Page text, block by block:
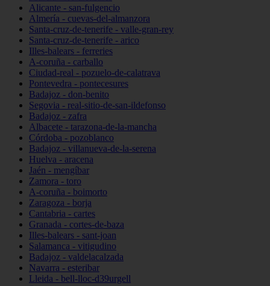
Alicante - san-fulgencio
Almería - cuevas-del-almanzora
Santa-cruz-de-tenerife - valle-gran-rey
Santa-cruz-de-tenerife - arico
Illes-balears - ferreries
A-coruña - carballo
Ciudad-real - pozuelo-de-calatrava
Pontevedra - pontecesures
Badajoz - don-benito
Segovia - real-sitio-de-san-ildefonso
Badajoz - zafra
Albacete - tarazona-de-la-mancha
Córdoba - pozoblanco
Badajoz - villanueva-de-la-serena
Huelva - aracena
Jaén - mengíbar
Zamora - toro
A-coruña - boimorto
Zaragoza - borja
Cantabria - cartes
Granada - cortes-de-baza
Illes-balears - sant-joan
Salamanca - vitigudino
Badajoz - valdelacalzada
Navarra - esteribar
Lleida - bell-lloc-d39urgell